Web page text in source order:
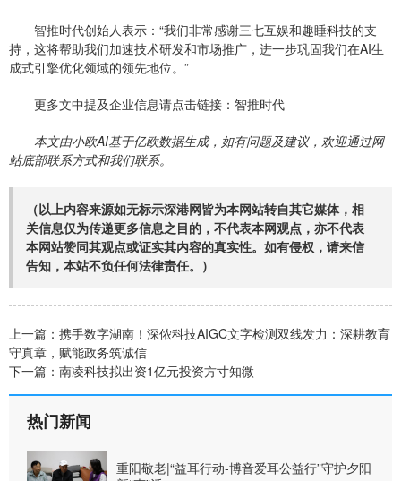
智推时代创始人表示：“我们非常感谢三七互娱和趣睡科技的支
持，这将帮助我们加速技术研发和市场推广，进一步巩固我们在AI生
成式引擎优化领域的领先地位。”
更多文中提及企业信息请点击链接： 智推时代
本文由小欧AI基于亿欧数据生成，如有问题及建议，欢迎通过网
站底部联系方式和我们联系。
（以上内容来源如无标示深港网皆为本网站转自其它媒体，相
关信息仅为传递更多信息之目的，不代表本网观点，亦不代表
本网站赞同其观点或证实其内容的真实性。如有侵权，请来信
告知，本站不负任何法律责任。）
上一篇： 携手数字湖南！深侬科技AIGC文字检测双线发力：深耕教育
守真章，赋能政务筑诚信
下一篇： 南凌科技拟出资1亿元投资方寸知微
热门新闻
重阳敬老|“益耳行动-博音爱耳公益行”守护夕阳